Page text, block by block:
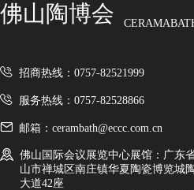
佛山陶博会
招商热线：0757-82521999
服务热线：0757-82528866
邮箱：cerambath@eccc.com.cn
佛山国际会议展览中心展馆：广东
山市禅城区南庄镇华夏陶瓷博览城
大道42座